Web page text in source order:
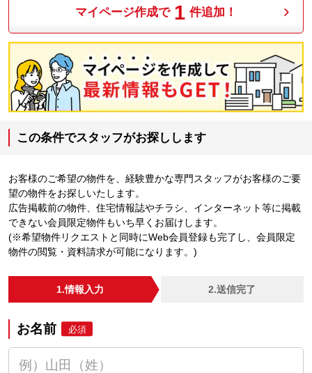
マイページ作成で 1 件追加！
この条件でスタッフがお探しします
お客様のご希望の物件を、経験豊かな専門スタッフがお客様のご要
望の物件をお探しいたします。
広告掲載前の物件、住宅情報誌やチラシ、インターネット等に掲載
できない会員限定物件もいち早くお届けします。
(※希望物件リクエストと同時にWeb会員登録も完了し、会員限定
物件の閲覧・資料請求が可能になります。)
1.情報入力 2.送信完了
お名前 必須